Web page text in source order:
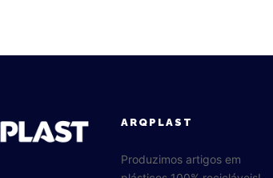
ARQPLAST
Produzimos artigos em